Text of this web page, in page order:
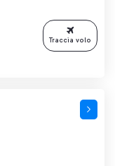
Traccia volo